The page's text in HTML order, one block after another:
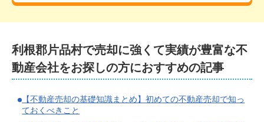
利根郡片品村で売却に強くて実績が豊富な不
動産会社をお探しの方におすすめの記事
【不動産売却の基礎知識まとめ】初めての不動産売却で知っ
ておくべきこと